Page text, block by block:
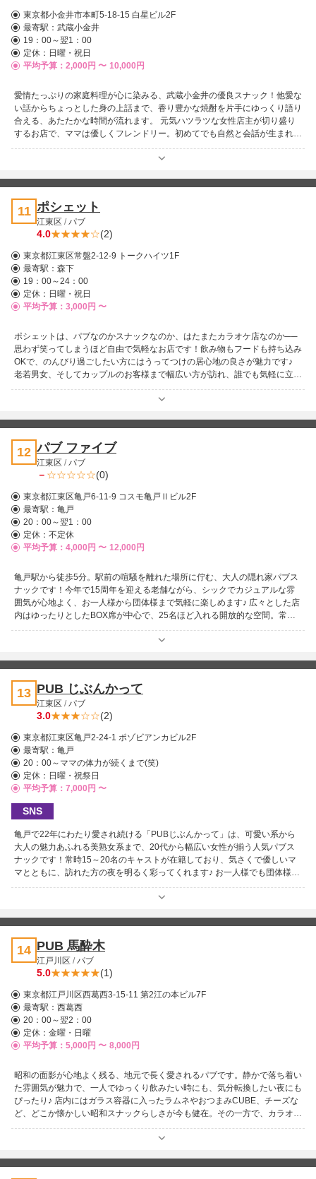
体で楽しめる、温かさと活気が共存する一軒。それがルミネです！
東京都小金井市本町5-18-15 白星ビル2F
最寄駅： 武蔵小金井
19：00～翌1：00
定休：日曜・祝日
平均予算：2,000円 〜 10,000円
愛情たっぷりの家庭料理が心に染みる、武蔵小金井の優良スナック！他愛な
い話からちょっとした身の上話まで、香り豊かな焼酎を片手にゆっくり語り
合える、あたたかな時間が流れます。 元気ハツラツな女性店主が切り盛り
するお店で、ママは優しくフレンドリー。初めてでも自然と会話が生まれ、
中華をベースにした家庭料理が中心で、どれも愛情を感じる味わい。しっか
多く、落ち着いた雰囲気の中で心地よく過ごせる一軒です♪
11 ポシェット
江東区 / パブ
4.0 (2)
東京都江東区常盤2-12-9 トークハイツ1F
最寄駅： 森下
19：00～24：00
定休：日曜・祝日
平均予算：3,000円 〜
ポシェットは、パブなのかスナックなのか、はたまたカラオケ店なのか──
思わず笑ってしまうほど自由で気軽なお店です！飲み物もフードも持ち込み
OKで、のんびり過ごしたい方にはうってつけの居心地の良さが魅力です♪
老若男女、そしてカップルのお客様まで幅広い方が訪れ、誰でも気軽に立ち
分からない」と言ってしまうほどのゆるさが、逆に心地良いポイントです！
12 パブ ファイブ
江東区 / パブ
－ (0)
東京都江東区亀戸6-11-9 コスモ亀戸Ⅱビル2F
最寄駅： 亀戸
20：00～翌1：00
定休：不定休
平均予算：4,000円 〜 12,000円
亀戸駅から徒歩5分。駅前の喧騒を離れた場所に佇む、大人の隠れ家パブス
ナックです！今年で15周年を迎える老舗ながら、シックでカジュアルな雰
囲気が心地よく、お一人様から団体様まで気軽に楽しめます♪ 広々とした店
内はゆったりとしたBOX席が中心で、25名ほど入れる開放的な空間。常連
いママをはじめ、20代の可愛い系から30〜40代の美熟女系まで個性豊かな
ぜひ一度この楽しさを体感してみてください！
13 PUB じぶんかって
江東区 / パブ
3.0 (2)
東京都江東区亀戸2-24-1 ポゾビアンカビル2F
最寄駅： 亀戸
20：00～ママの体力が続くまで(笑)
定休：日曜・祝祭日
平均予算：7,000円 〜
SNS
亀戸で22年にわたり愛され続ける「PUBじぶんかって」は、可愛い系から
大人の魅力あふれる美熟女系まで、20代から幅広い女性が揃う人気パブス
ナックです！常時15～20名のキャストが在籍しており、気さくで優しいマ
マとともに、訪れた方の夜を明るく彩ってくれます♪ お一人様でも団体様で
せる点も多くのお客様に支持されている理由です。 長年にわたり癒しの空
14 PUB 馬酔木
江戸川区 / パブ
5.0 (1)
東京都江戸川区西葛西3-15-11 第2江の本ビル7F
最寄駅： 西葛西
20：00～翌2：00
定休：金曜・日曜
平均予算：5,000円 〜 8,000円
昭和の面影が心地よく残る、地元で長く愛されるパブです。静かで落ち着い
た雰囲気が魅力で、一人でゆっくり飲みたい時にも、気分転換したい夜にも
ぴったり♪ 店内にはガラス容器に入ったラムネやおつまみCUBE、チーズな
ど、どこか懐かしい昭和スナックらしさが今も健在。その一方で、カラオケ
ットホームさも人気の理由。初めてでもすぐに馴染める安心感があり、ふら